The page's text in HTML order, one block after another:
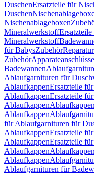
DuschenErsatzteile für
Duschen
Nischenablageboxen
Mineralwerkstoff
Mineralwerkstoff
für BabysZubehör
Zubehör
Badewannen
Ablaufgarnituren für
AblaufkappenErsatzteile
AblaufkappenErsatzteile
AblaufkappenAblaufkappen
Ablaufkappen
für Ablaufgarnituren für
AblaufkappenErsatzteile
AblaufkappenErsatzteile
AblaufkappenAblaufkappen
Ablaufkappen
Ablaufgarnituren für